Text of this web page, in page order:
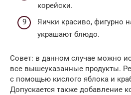
корейски.
Яички красиво, фигурно
украшают блюдо.
Совет: в данном случае можно
все вышеуказанные продукты.
с помощью кислого яблока и
Допускается также добавление